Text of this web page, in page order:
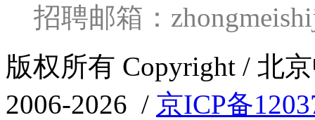
招聘邮箱：
版权所有 Copyright / 北
2006-2026 / 京ICP备